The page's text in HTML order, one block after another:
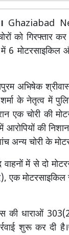
Ghaziabad
को
में 6
अभिषेक
के नेतृत्व में
एक चोरी की
आरोपियों की
अन्य चोरी के
में से दो
एक
की धाराओं
शुरू कर दी